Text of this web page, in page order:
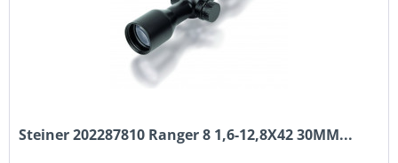
Steiner 202287810 Ranger 8 1,6-12,8X42 30MM...